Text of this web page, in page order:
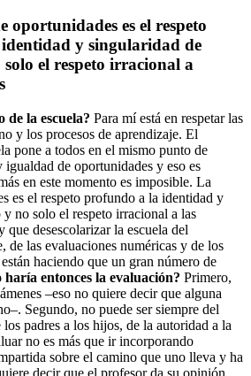
oportunidades es el respeto
y singularidad de
el respeto irracional a
de la escuela? Para mí está en respetar las
y los procesos de aprendizaje. El
pone a todos en el mismo punto de
de oportunidades y eso es
en este momento es imposible. La
es el respeto profundo a la identidad y
no solo el respeto irracional a las
que desescolarizar la escuela del
de las evaluaciones numéricas y de los
haciendo que un gran número de
haría entonces la evaluación? Primero,
–eso no quiere decir que alguna
Segundo, no puede ser siempre del
padres a los hijos, de la autoridad a la
no es más que ir incorporando
sobre el camino que uno lleva y ha
decir que el profesor da su opinión